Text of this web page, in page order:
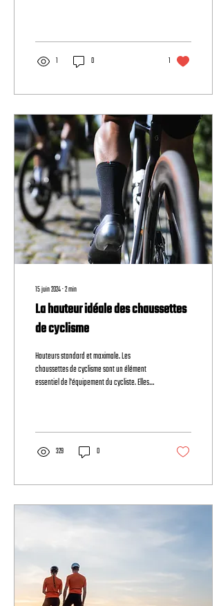
1 0 1
15 juin 2024∙2min
La hauteur idéale des chaussettes
de cyclisme
Hauteurs standard et maximale. Les
chaussettes de cyclisme sont un élément
essentiel de l'équipement du cycliste. Elles
329 0